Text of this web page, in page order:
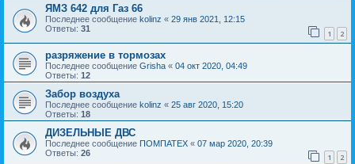
ЯМЗ 642 для Газ 66
Последнее сообщение kolinz « 29 янв 2021, 12:15
Ответы: 31 1 2
разряжение в тормозах
Последнее сообщение Grisha « 04 окт 2020, 04:49
Ответы: 12
Забор воздуха
Последнее сообщение kolinz « 25 авг 2020, 15:20
Ответы: 18
ДИЗЕЛЬНЫЕ ДВС
Последнее сообщение ПОМПАТЕХ « 07 мар 2020, 20:39
Ответы: 26 1 2